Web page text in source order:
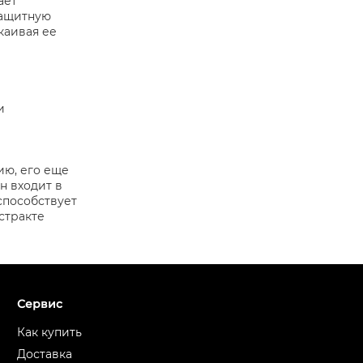
ее
его еще
входит в
Сервис
Как купить
Доставка